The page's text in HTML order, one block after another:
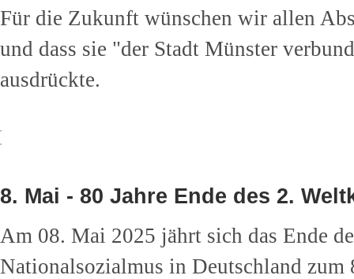
Für die Zukunft wünschen wir allen
und dass sie "der Stadt Münster
ausdrückte.
8. Mai - 80 Jahre Ende des 2.
Am 08. Mai 2025 jährt sich das Ende
Nationalsozialmus in Deutschland